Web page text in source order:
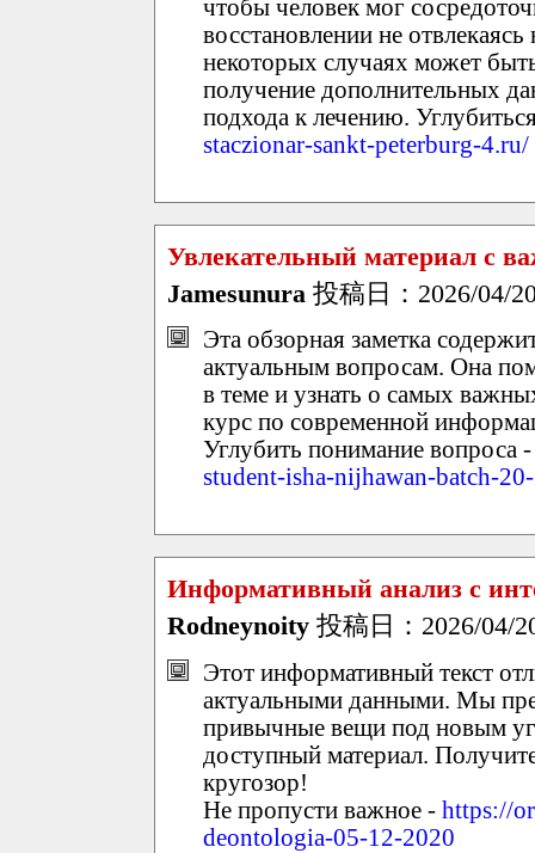
чтобы человек мог
восстановлении не
некоторых случаях может
получение дополнительных
подхода к лечению.
staczionar-sankt-peterburg-4.ru/
Увлекательный материал с
Jamesunura 投稿日：2026/04/
Эта обзорная заметка
актуальным вопросам. Она
в теме и узнать о самых
курс по современной
Углубить понимание вопроса
student-isha-nijhawan-batch-
Информативный анализ с
Rodneynoity 投稿日：2026/04/
Этот информативный текст
актуальными данными. Мы
привычные вещи под новым
доступный материал.
кругозор!
Не пропусти важное - https://
deontologia-05-12-2020